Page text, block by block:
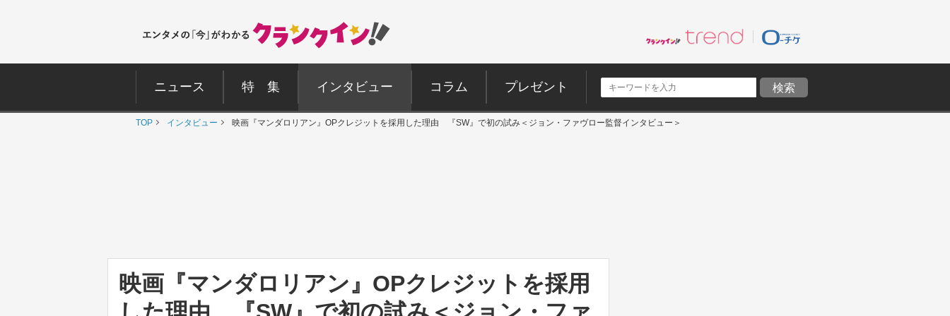
ニュース 特 集 インタビュー コラム プレゼント
TOP インタビュー 映画『マンダロリアン』OPクレジットを採用した理由 『SW』で初の試み＜ジョン・ファヴロー監督インタビュー＞
映画『マンダロリアン』OPクレジットを採用